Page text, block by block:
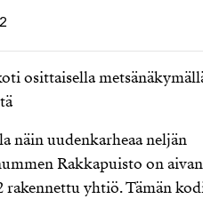
osittaisella
näin uudenkarheaa neljän
Rakkapuisto on
rakennettu yhtiö. Tämän